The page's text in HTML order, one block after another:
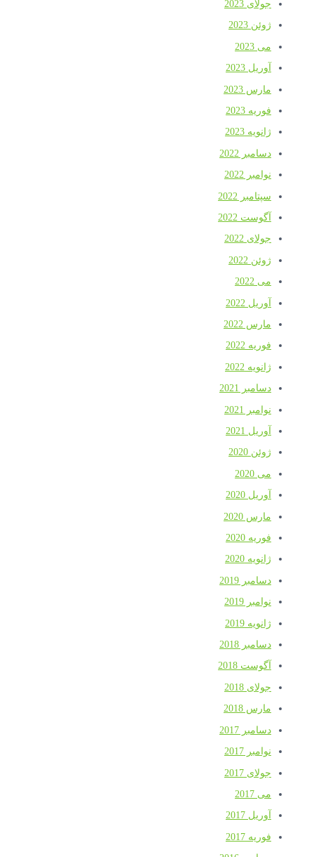
جولای 2023
ژوئن 2023
می 2023
آوریل 2023
مارس 2023
فوریه 2023
ژانویه 2023
دسامبر 2022
نوامبر 2022
سپتامبر 2022
آگوست 2022
جولای 2022
ژوئن 2022
می 2022
آوریل 2022
مارس 2022
فوریه 2022
ژانویه 2022
دسامبر 2021
نوامبر 2021
آوریل 2021
ژوئن 2020
می 2020
آوریل 2020
مارس 2020
فوریه 2020
ژانویه 2020
دسامبر 2019
نوامبر 2019
ژانویه 2019
دسامبر 2018
آگوست 2018
جولای 2018
مارس 2018
دسامبر 2017
نوامبر 2017
جولای 2017
می 2017
آوریل 2017
فوریه 2017